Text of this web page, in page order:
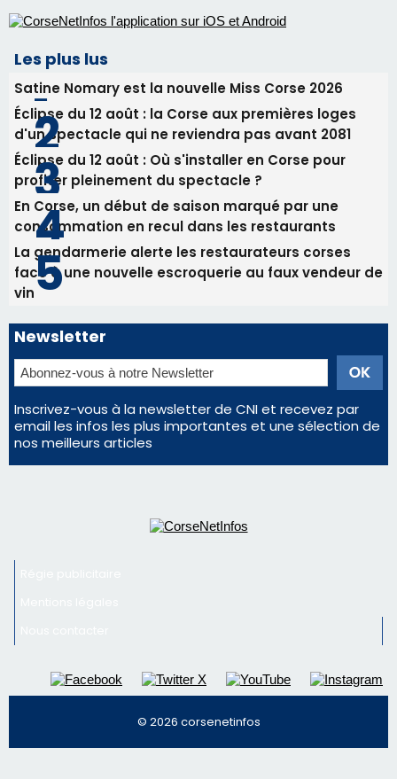
Les plus lus
Satine Nomary est la nouvelle Miss Corse 2026
Éclipse du 12 août : la Corse aux premières loges
d'un spectacle qui ne reviendra pas avant 2081
Éclipse du 12 août : Où s'installer en Corse pour
profiter pleinement du spectacle ?
En Corse, un début de saison marqué par une
consommation en recul dans les restaurants
La gendarmerie alerte les restaurateurs corses
face à une nouvelle escroquerie au faux vendeur de
vin
Newsletter
Inscrivez-vous à la newsletter de CNI et recevez par
email les infos les plus importantes et une sélection de
nos meilleurs articles
© 2026 corsenetinfos